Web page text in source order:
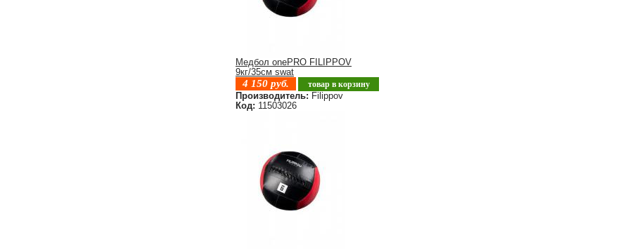
Медбол onePRO FILIPPOV
9кг/35см swat
4 150 руб. товар в корзину
Производитель: Filippov
Код: 11503026